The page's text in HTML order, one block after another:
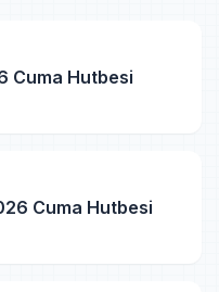
Cuma Hutbesi
Cuma Hutbesi